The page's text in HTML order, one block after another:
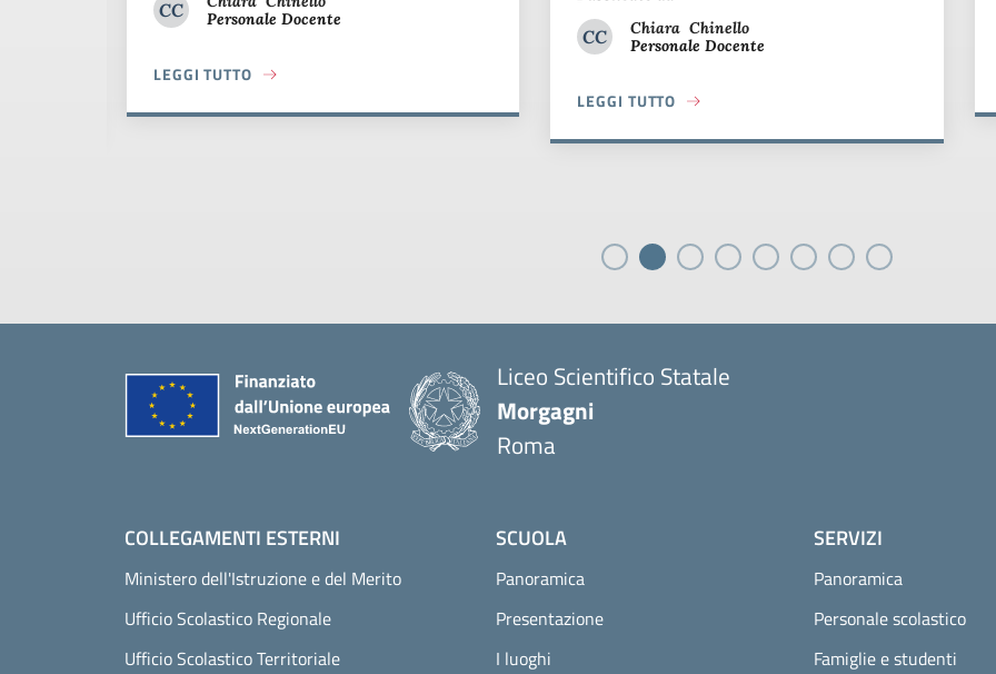
ATTIVITÀ SPORTIVE
CC
Chiara Chinello
Personale Docente
LEGGI TUTTO
ABOUT FINALI XXXIII TORNEO VOLLEY SCUOLA
CC
Chiara Chinello
Chiara Chinello
Personale Docente
LEGGI TUTTO
ABOUT IL MORGAGNI ALLA FASE NAZIONALE DEI
Liceo Scientifico Statale
Morgagni
Roma
COLLEGAMENTI ESTERNI
Ministero dell'Istruzione e del Merito
Ufficio Scolastico Regionale
Ufficio Scolastico Territoriale
SCUOLA
Panoramica
Presentazione
I luoghi
SERVIZI
Panoramica
Personale scolastico
Famiglie e studenti